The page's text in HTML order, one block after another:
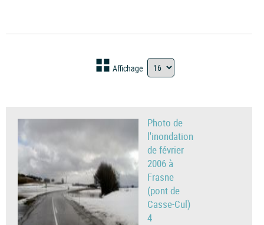
Affichage
Photo de
l'inondation
de février
2006 à
Frasne
(pont de
Casse-Cul)
4